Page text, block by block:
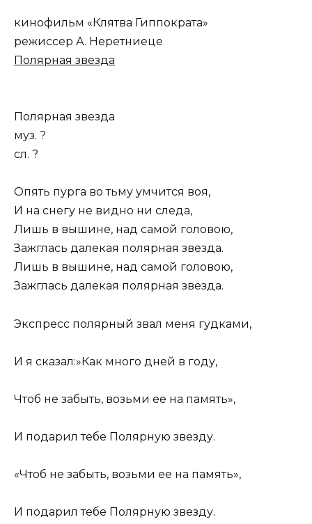
кинофильм «Клятва Гиппократа»
режиссер А. Неретниеце
Полярная звезда
Полярная звезда
муз. ?
сл. ?
Опять пурга во тьму умчится воя,
И на снегу не видно ни следа,
Лишь в вышине, над самой головою,
Зажглась далекая полярная звезда.
Лишь в вышине, над самой головою,
Зажглась далекая полярная звезда.
Экспресс полярный звал меня гудками,
И я сказал:»Как много дней в году,
Чтоб не забыть, возьми ее на память»,
И подарил тебе Полярную звезду.
«Чтоб не забыть, возьми ее на память»,
И подарил тебе Полярную звезду.